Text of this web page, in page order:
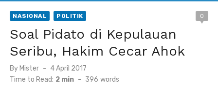
NASIONAL POLITIK 0
Soal Pidato di Kepulauan
Seribu, Hakim Cecar Ahok
By Mister
Posted
on
4 April 2017
Time to Read: 2 min - 396 words